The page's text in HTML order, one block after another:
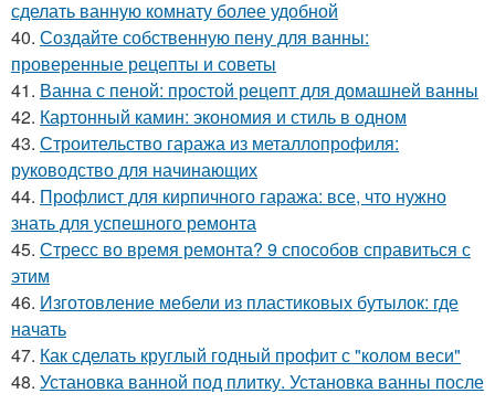
сделать ванную комнату более удобной
40. Создайте собственную пену для ванны:
проверенные рецепты и советы
41. Ванна с пеной: простой рецепт для домашней ванны
42. Картонный камин: экономия и стиль в одном
43. Строительство гаража из металлопрофиля:
руководство для начинающих
44. Профлист для кирпичного гаража: все, что нужно
знать для успешного ремонта
45. Стресс во время ремонта? 9 способов справиться с
этим
46. Изготовление мебели из пластиковых бутылок: где
начать
47. Как сделать круглый годный профит с "колом веси"
48. Установка ванной под плитку. Установка ванны после